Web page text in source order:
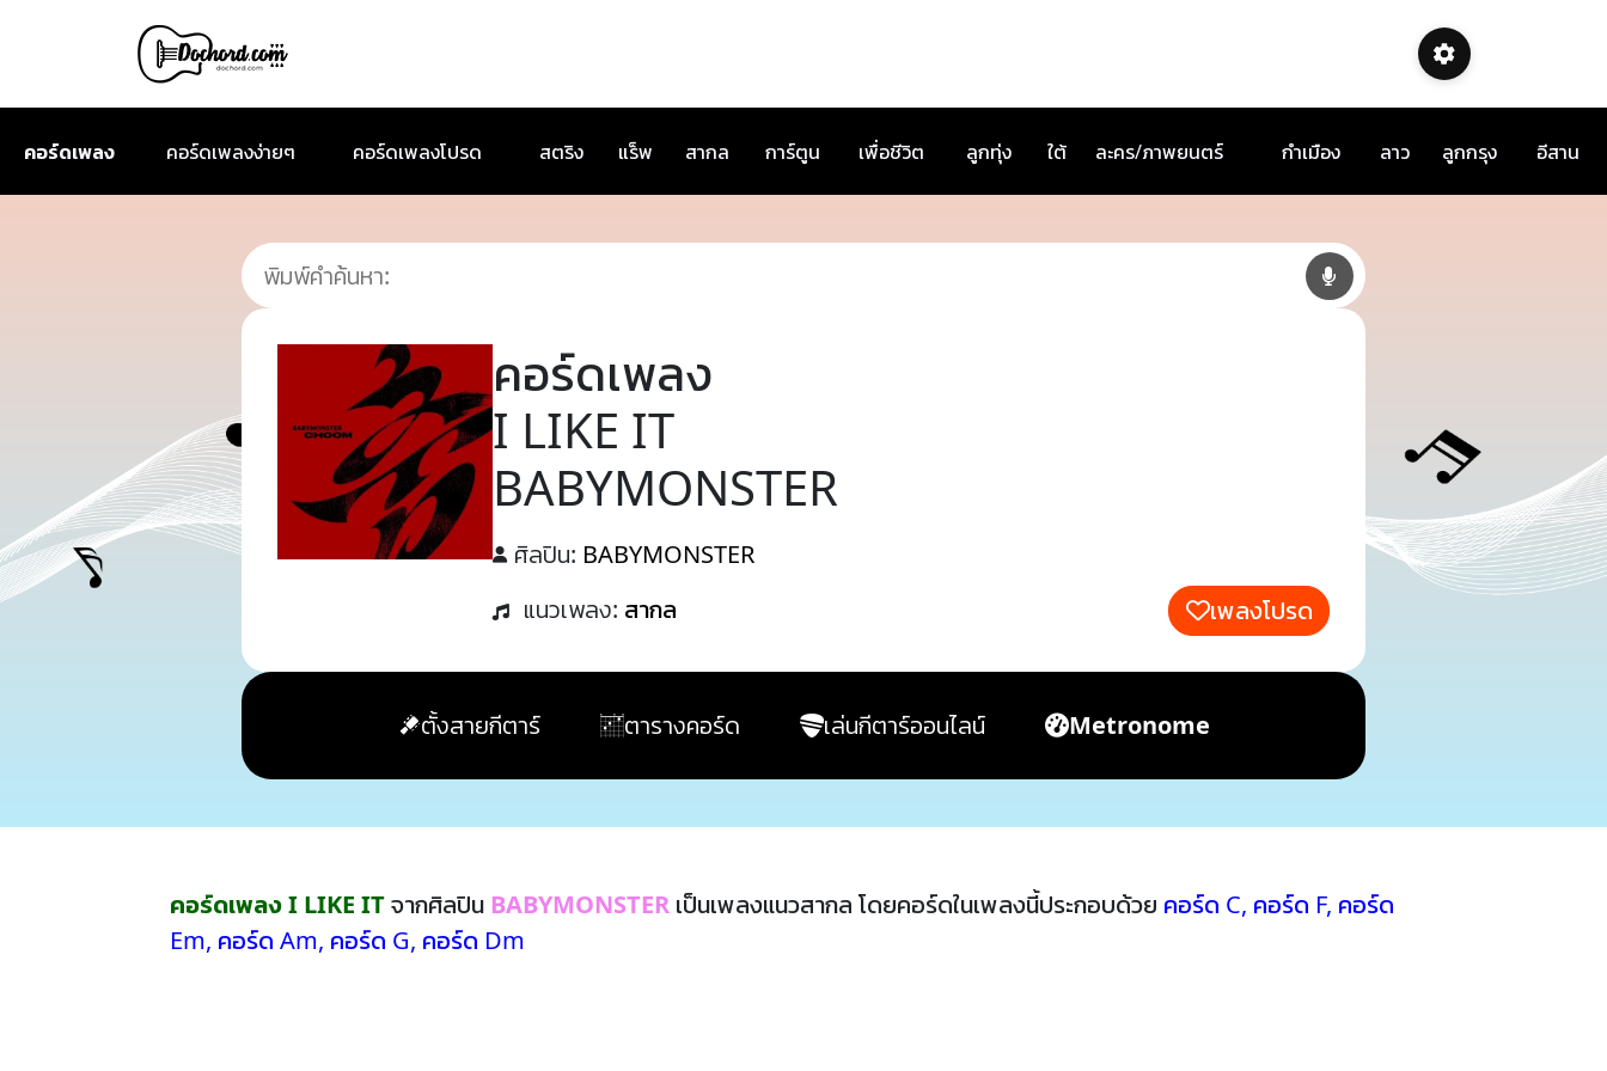
คอร์ดเพลง คอร์ดเพลงง่ายๆ คอร์ดเพลงโปรด สตริง แร็พ สากล การ์ตูน เพื่อชีวิต ลูกทุ่ง ใต้ ละคร/ภาพยนตร์ กำเมือง ลาว ลูกกรุง อีสาน
คอร์ดเพลง
I LIKE IT
BABYMONSTER
ศิลปิน: BABYMONSTER
แนวเพลง: สากล เพลงโปรด
ตั้งสายกีตาร์ ตารางคอร์ด เล่นกีตาร์ออนไลน์ Metronome
คอร์ดเพลง I LIKE ITจากศิลปิน BABYMONSTER เป็นเพลงแนวสากล โดยคอร์ดในเพลงนี้ประกอบด้วย คอร์ด C, คอร์ด F, คอร์ด
Em, คอร์ด Am, คอร์ด G, คอร์ด Dm